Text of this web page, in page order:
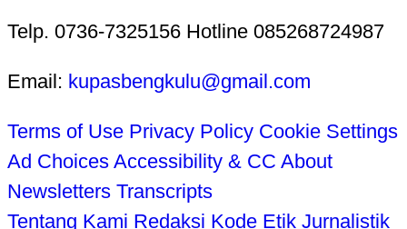
Telp. 0736-7325156 Hotline 085268724987
Email: kupasbengkulu@gmail.com
Terms of Use Privacy Policy Cookie Settings
Ad Choices Accessibility & CC About
Newsletters Transcripts
Tentang Kami Redaksi Kode Etik Jurnalistik